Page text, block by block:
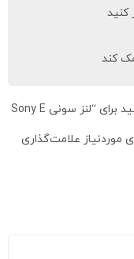
کنید
کند
اولین نفری باشید که دیدگاهی را ارسال می کنید برای “لنز سونی Sony E
علامت‌گذاری